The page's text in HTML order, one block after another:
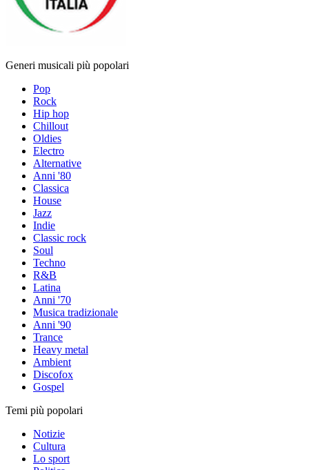
Generi musicali più popolari
Pop
Rock
Hip hop
Chillout
Oldies
Electro
Alternative
Anni '80
Classica
House
Jazz
Indie
Classic rock
Soul
Techno
R&B
Latina
Anni '70
Musica tradizionale
Anni '90
Trance
Heavy metal
Ambient
Discofox
Gospel
Temi più popolari
Notizie
Cultura
Lo sport